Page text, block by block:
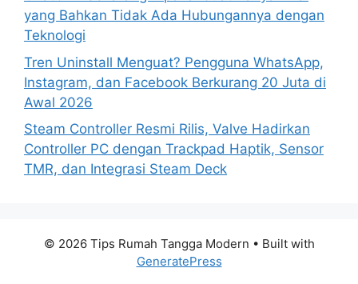
yang Bahkan Tidak Ada Hubungannya dengan
Teknologi
Tren Uninstall Menguat? Pengguna WhatsApp,
Instagram, dan Facebook Berkurang 20 Juta di
Awal 2026
Steam Controller Resmi Rilis, Valve Hadirkan
Controller PC dengan Trackpad Haptik, Sensor
TMR, dan Integrasi Steam Deck
© 2026 Tips Rumah Tangga Modern • Built with
GeneratePress